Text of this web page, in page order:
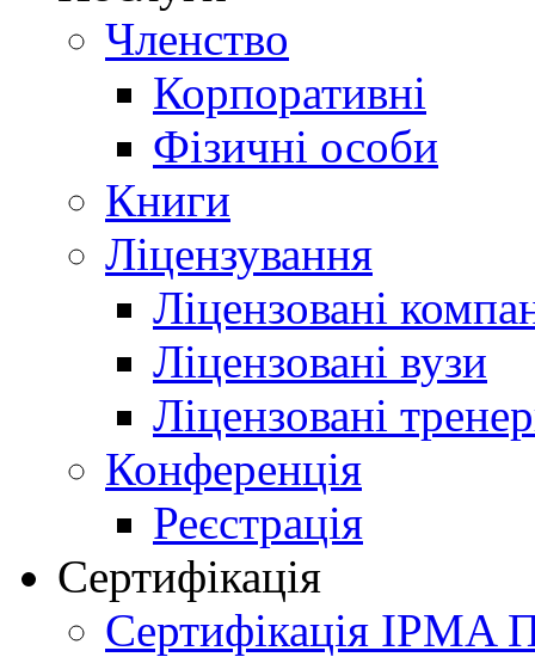
Членство
Корпоративні
Фізичні особи
Книги
Ліцензування
Ліцензовані
Ліцензовані вузи
Ліцензовані
Конференція
Реєстрація
Сертифікація
Сертифікація IPMA